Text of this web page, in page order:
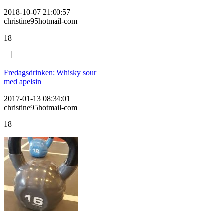
2018-10-07 21:00:57
christine95hotmail-com
18
Fredagsdrinken: Whisky sour
med apelsin
2017-01-13 08:34:01
christine95hotmail-com
18